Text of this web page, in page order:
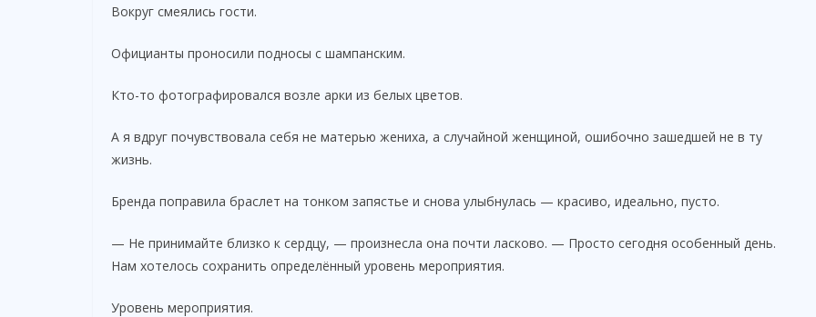
Вокруг смеялись гости.
Официанты проносили подносы с шампанским.
Кто-то фотографировался возле арки из белых цветов.
А я вдруг почувствовала себя не матерью жениха, а случайной женщиной, ошибочно зашедшей не в ту
жизнь.
Бренда поправила браслет на тонком запястье и снова улыбнулась — красиво, идеально, пусто.
— Не принимайте близко к сердцу, — произнесла она почти ласково. — Просто сегодня особенный день.
Нам хотелось сохранить определённый уровень мероприятия.
Уровень мероприятия.